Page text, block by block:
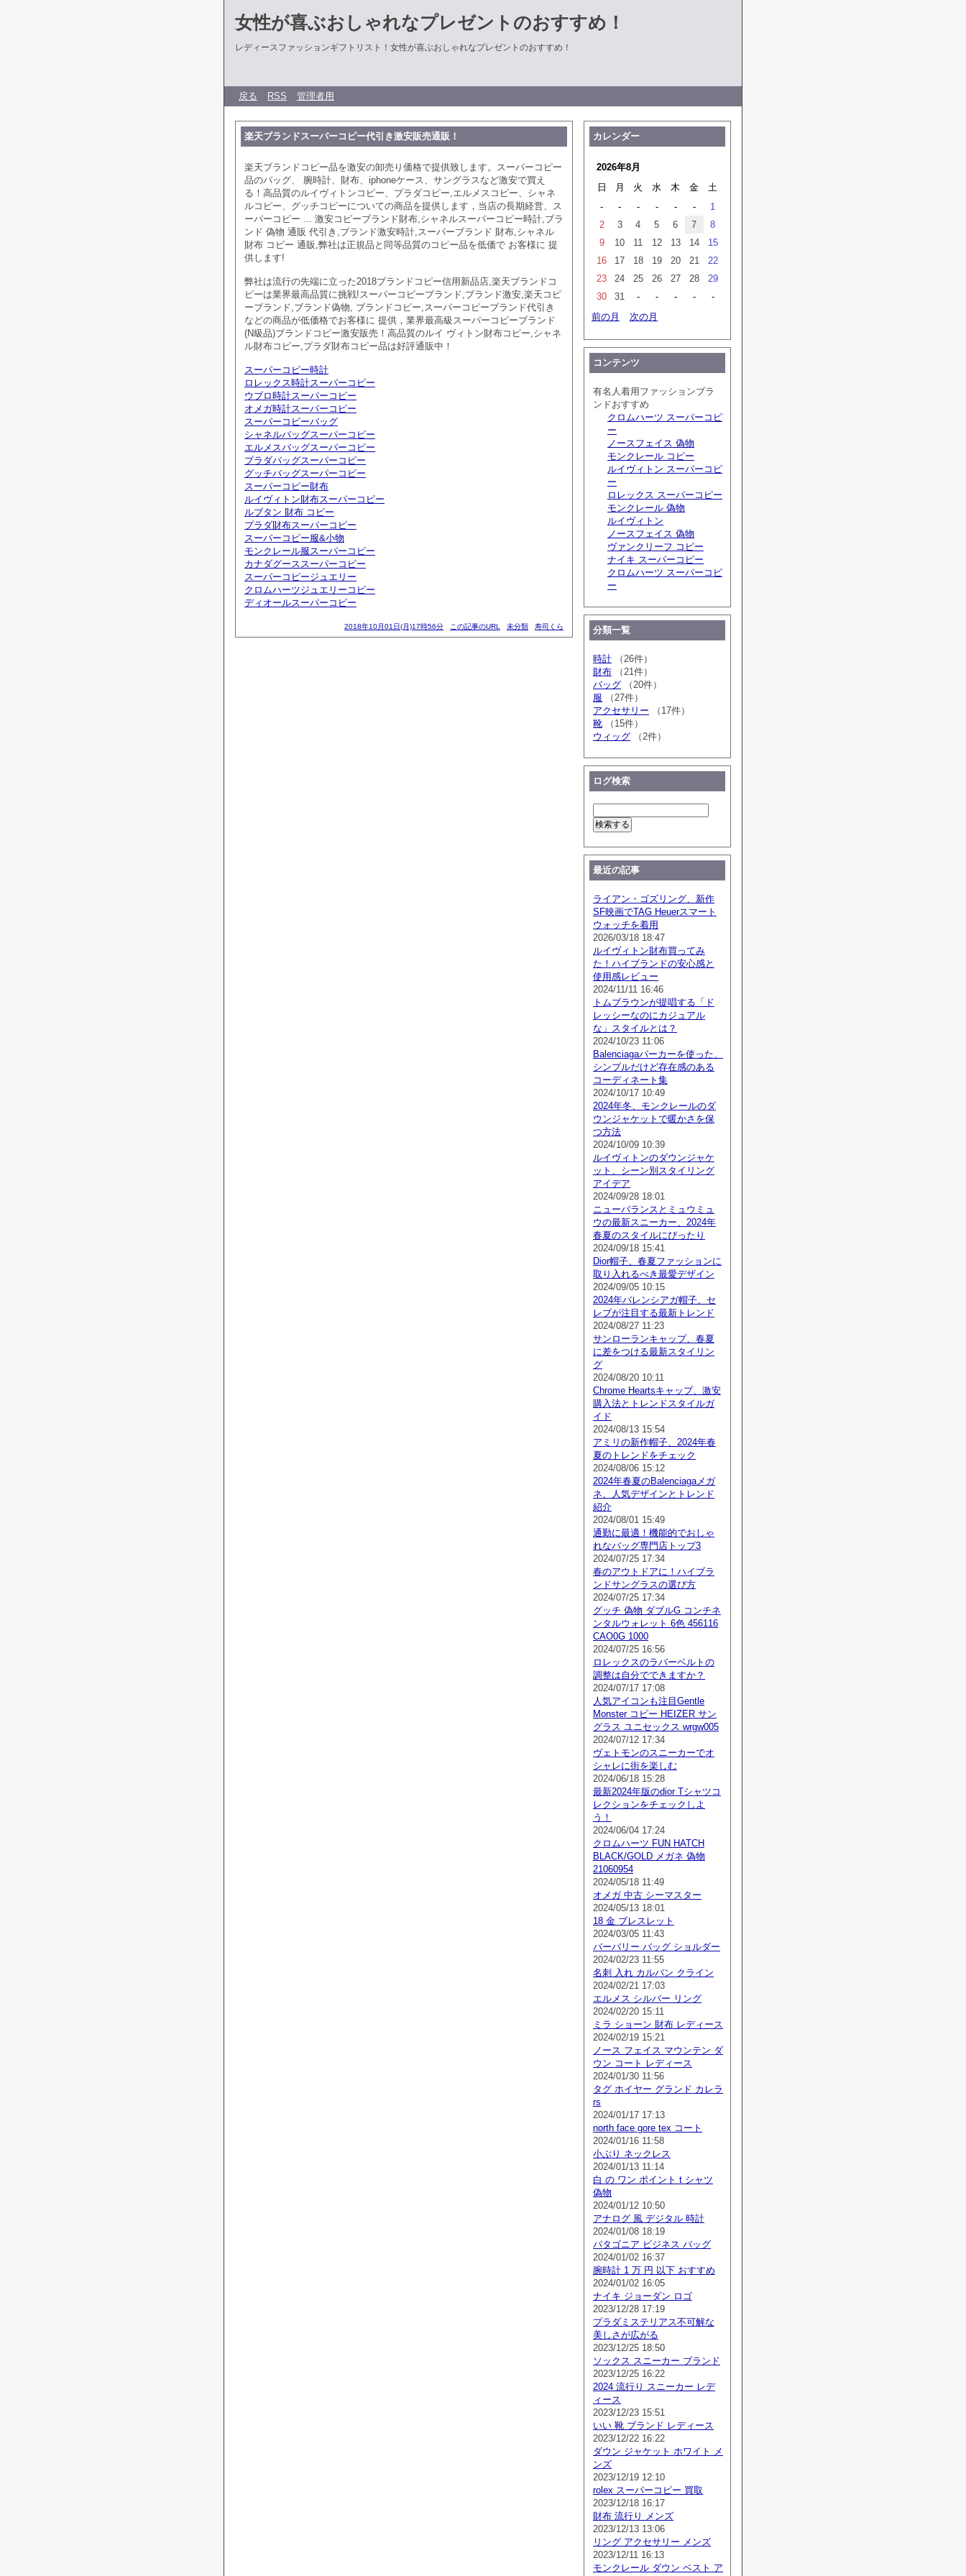
女性が喜ぶおしゃれなプレゼントのおすすめ！
レディースファッションギフトリスト！女性が喜ぶおしゃれなプレゼントのおすすめ！
戻る RSS 管理者用
楽天ブランドスーパーコピー代引き激安販売通販！
楽天ブランドコピー品を激安の卸売り価格で提供致します。スーパーコピー
品のバッグ、 腕時計、財布、iphoneケース、サングラスなど激安で買え
る！高品質のルイヴィトンコピー、プラダコピー,エルメスコピー、シャネ
ルコピー、グッチコピーについての商品を提供します，当店の長期経営、ス
ーパーコピー ... 激安コピーブランド財布,シャネルスーパーコピー時計,ブラ
ンド 偽物 通販 代引き,ブランド激安時計,スーパーブランド 財布,シャネル
財布 コピー 通販,弊社は正規品と同等品質のコピー品を低価で お客様に 提
供します!
弊社は流行の先端に立った2018ブランドコピー信用新品店,楽天ブランドコ
ピーは業界最高品質に挑戦!スーパーコピーブランド,ブランド激安,楽天コピ
ーブランド,ブランド偽物, ブランドコピー,スーパーコピーブランド代引き
などの商品が低価格でお客様に 提供，業界最高級スーパーコピーブランド
(N級品)ブランドコピー激安販売！高品質のルイ ヴィトン財布コピー,シャネ
ル財布コピー,プラダ財布コピー品は好評通販中！
スーパーコピー時計
ロレックス時計スーパーコピー
ウブロ時計スーパーコピー
オメガ時計スーパーコピー
スーパーコピーバッグ
シャネルバッグスーパーコピー
エルメスバッグスーパーコピー
プラダバッグスーパーコピー
グッチバッグスーパーコピー
スーパーコピー財布
ルイヴィトン財布スーパーコピー
ルブタン 財布 コピー
プラダ財布スーパーコピー
スーパーコピー服&小物
モンクレール服スーパーコピー
カナダグーススーパーコピー
スーパーコピージュエリー
クロムハーツジュエリーコピー
ディオールスーパーコピー
2018年10月01日(月)17時56分 この記事のURL 未分類 寿司くら
カレンダー
2026年8月
日
月 火 水 木 金
土
-
- - - - -
1
2
3 4 5 6 7
8
9
10 11 12 13 14
15
16
17 18 19 20 21
22
23
24 25 26 27 28
29
30
31 - - - -
-
前の月
次の月
コンテンツ
有名人着用ファッションブラ
ンドおすすめ
クロムハーツ スーパーコピ
ー
ノースフェイス 偽物
モンクレール コピー
ルイヴィトン スーパーコピ
ー
ロレックス スーパーコピー
モンクレール 偽物
ルイヴィトン
ノースフェイス 偽物
ヴァンクリーフ コピー
ナイキ スーパーコピー
クロムハーツ スーパーコピ
ー
分類一覧
時計 （26件）
財布 （21件）
バッグ （20件）
服 （27件）
アクセサリー （17件）
靴 （15件）
ウィッグ （2件）
ログ検索
最近の記事
ライアン・ゴズリング、新作
SF映画でTAG Heuerスマート
ウォッチを着用
2026/03/18 18:47
ルイヴィトン財布買ってみ
た！ハイブランドの安心感と
使用感レビュー
2024/11/11 16:46
トムブラウンが提唱する「ド
レッシーなのにカジュアル
な」スタイルとは？
2024/10/23 11:06
Balenciagaパーカーを使った、
シンプルだけど存在感のある
コーディネート集
2024/10/17 10:49
2024年冬、モンクレールのダ
ウンジャケットで暖かさを保
つ方法
2024/10/09 10:39
ルイヴィトンのダウンジャケ
ット、シーン別スタイリング
アイデア
2024/09/28 18:01
ニューバランスとミュウミュ
ウの最新スニーカー、2024年
春夏のスタイルにぴったり
2024/09/18 15:41
Dior帽子、春夏ファッションに
取り入れるべき最愛デザイン
2024/09/05 10:15
2024年バレンシアガ帽子、セ
レブが注目する最新トレンド
2024/08/27 11:23
サンローランキャップ、春夏
に差をつける最新スタイリン
グ
2024/08/20 10:11
Chrome Heartsキャップ、激安
購入法とトレンドスタイルガ
イド
2024/08/13 15:54
アミリの新作帽子、2024年春
夏のトレンドをチェック
2024/08/06 15:12
2024年春夏のBalenciagaメガ
ネ、人気デザインとトレンド
紹介
2024/08/01 15:49
通勤に最適！機能的でおしゃ
れなバッグ専門店トップ3
2024/07/25 17:34
春のアウトドアに！ハイブラ
ンドサングラスの選び方
2024/07/25 17:34
グッチ 偽物 ダブルG コンチネ
ンタルウォレット 6色 456116
CAO0G 1000
2024/07/25 16:56
ロレックスのラバーベルトの
調整は自分でできますか？
2024/07/17 17:08
人気アイコンも注目Gentle
Monster コピー HEIZER サン
グラス ユニセックス wrgw005
2024/07/12 17:34
ヴェトモンのスニーカーでオ
シャレに街を楽しむ
2024/06/18 15:28
最新2024年版のdior Tシャツコ
レクションをチェックしよ
う！
2024/06/04 17:24
クロムハーツ FUN HATCH
BLACK/GOLD メガネ 偽物
21060954
2024/05/18 11:49
オメガ 中古 シーマスター
2024/05/13 18:01
18 金 ブレスレット
2024/03/05 11:43
バーバリー バッグ ショルダー
2024/02/23 11:55
名刺 入れ カルバン クライン
2024/02/21 17:03
エルメス シルバー リング
2024/02/20 15:11
ミラ ショーン 財布 レディース
2024/02/19 15:21
ノース フェイス マウンテン ダ
ウン コート レディース
2024/01/30 11:56
タグ ホイヤー グランド カレラ
rs
2024/01/17 17:13
north face gore tex コート
2024/01/16 11:58
小ぶり ネックレス
2024/01/13 11:14
白 の ワン ポイント t シャツ
偽物
2024/01/12 10:50
アナログ 風 デジタル 時計
2024/01/08 18:19
パタゴニア ビジネス バッグ
2024/01/02 16:37
腕時計 1 万 円 以下 おすすめ
2024/01/02 16:05
ナイキ ジョーダン ロゴ
2023/12/28 17:19
プラダミステリアス不可解な
美しさが広がる
2023/12/25 18:50
ソックス スニーカー ブランド
2023/12/25 16:22
2024 流行り スニーカー レデ
ィース
2023/12/23 15:51
いい 靴 ブランド レディース
2023/12/22 16:22
ダウン ジャケット ホワイト メ
ンズ
2023/12/19 12:10
rolex スーパーコピー 買取
2023/12/18 16:17
財布 流行り メンズ
2023/12/13 13:06
リング アクセサリー メンズ
2023/12/11 16:13
モンクレール ダウン ベスト ア